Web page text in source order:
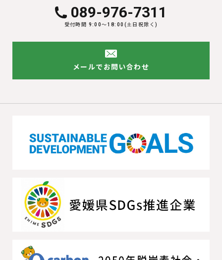
089-976-7311
受付時間 9:00〜18:00(土日祝除く)
メールでお問い合わせ